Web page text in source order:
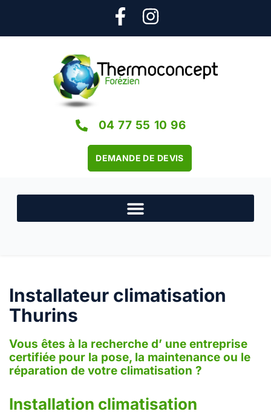
04 77 55 10 96
DEMANDE DE DEVIS
Installateur climatisation
Thurins
Vous êtes à la recherche d’ une entreprise
certifiée pour la pose, la maintenance ou le
réparation de votre climatisation ?
Installation climatisation